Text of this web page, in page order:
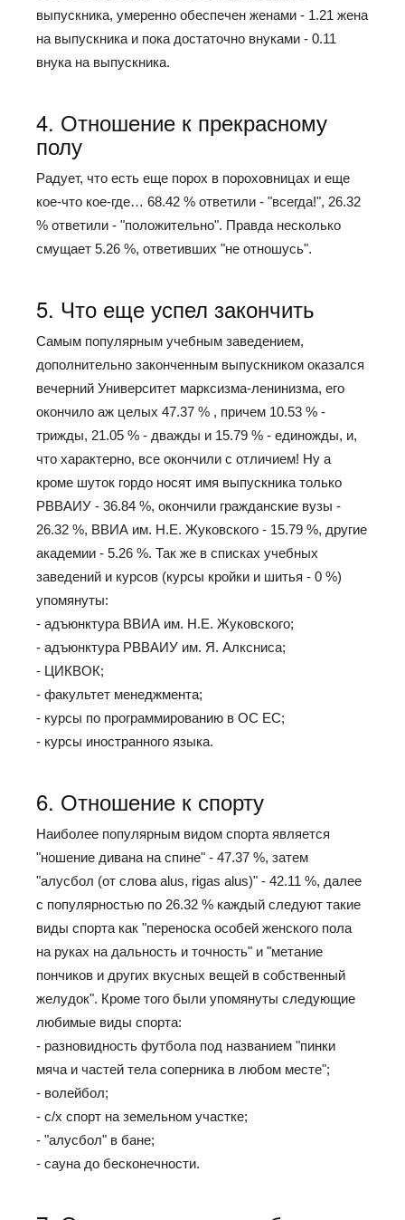
выпускника, умеренно обеспечен женами - 1.21 жена
на выпускника и пока достаточно внуками - 0.11
внука на выпускника.
4. Отношение к прекрасному
полу
Радует, что есть еще порох в пороховницах и еще
кое-что кое-где… 68.42 % ответили - "всегда!", 26.32
% ответили - "положительно". Правда несколько
смущает 5.26 %, ответивших "не отношусь".
5. Что еще успел закончить
Самым популярным учебным заведением,
дополнительно законченным выпускником оказался
вечерний Университет марксизма-ленинизма, его
окончило аж целых 47.37 % , причем 10.53 % -
трижды, 21.05 % - дважды и 15.79 % - единожды, и,
что характерно, все окончили с отличием! Ну а
кроме шуток гордо носят имя выпускника только
РВВАИУ - 36.84 %, окончили гражданские вузы -
26.32 %, ВВИА им. Н.Е. Жуковского - 15.79 %, другие
академии - 5.26 %. Так же в списках учебных
заведений и курсов (курсы кройки и шитья - 0 %)
упомянуты:
- адъюнктура ВВИА им. Н.Е. Жуковского;
- адъюнктура РВВАИУ им. Я. Алксниса;
- ЦИКВОК;
- факультет менеджмента;
- курсы по программированию в ОС ЕС;
- курсы иностранного языка.
6. Отношение к спорту
Наиболее популярным видом спорта является
"ношение дивана на спине" - 47.37 %, затем
"алусбол (от слова alus, rigas alus)" - 42.11 %, далее
с популярностью по 26.32 % каждый следуют такие
виды спорта как "переноска особей женского пола
на руках на дальность и точность" и "метание
пончиков и других вкусных вещей в собственный
желудок". Кроме того были упомянуты следующие
любимые виды спорта:
- разновидность футбола под названием "пинки
мяча и частей тела соперника в любом месте";
- волейбол;
- с/х спорт на земельном участке;
- "алусбол" в бане;
- сауна до бесконечности.